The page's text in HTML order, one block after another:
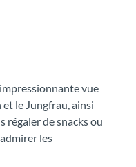
vue
le Jungfrau, ainsi
régaler de snacks ou
les